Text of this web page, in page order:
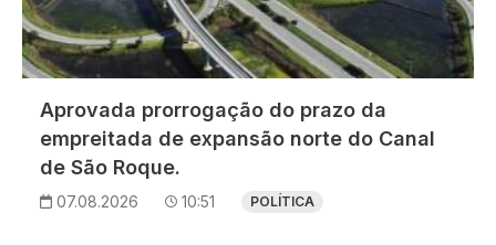
Aprovada prorrogação do prazo da
empreitada de expansão norte do Canal
de São Roque.
07.08.2026 10:51 POLÍTICA